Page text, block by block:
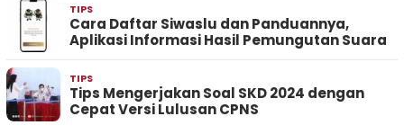
TIPS
Cara Daftar Siwaslu dan Panduannya,
Aplikasi Informasi Hasil Pemungutan Suara
TIPS
Tips Mengerjakan Soal SKD 2024 dengan
Cepat Versi Lulusan CPNS